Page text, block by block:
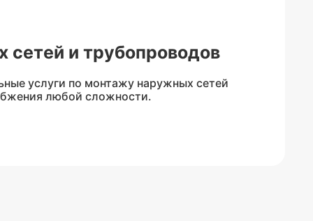
и трубопроводов
услуги по монтажу наружных сетей
любой сложности.